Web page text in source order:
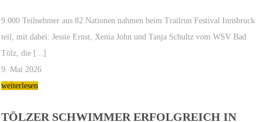
9.000 Teilnehmer aus 82 Nationen nahmen beim Trailrun Festival Innsbruck
teil, mit dabei: Jessie Ernst, Xenia John und Tanja Schultz vom WSV Bad
Tölz, die [...]
9. Mai 2026
weiterlesen
TÖLZER SCHWIMMER ERFOLGREICH IN